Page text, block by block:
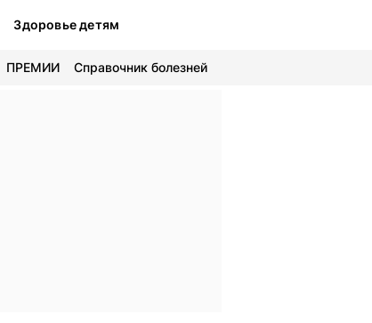
Здоровье детям
ПРЕМИИ Справочник болезней